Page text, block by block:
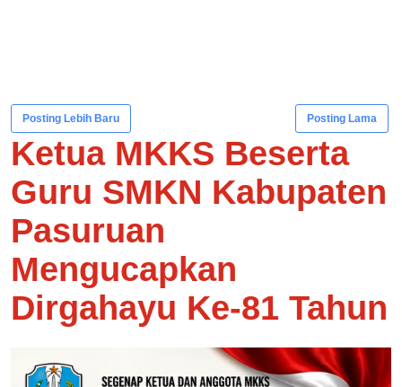
Posting Lebih Baru Posting Lama
Ketua MKKS Beserta
Guru SMKN Kabupaten
Pasuruan
Mengucapkan
Dirgahayu Ke-81 Tahun